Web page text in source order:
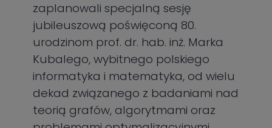
zaplanowali specjalną sesję
jubileuszową poświęconą 80.
urodzinom prof. dr. hab. inż. Marka
Kubalego, wybitnego polskiego
informatyka i matematyka, od wielu
dekad związanego z badaniami nad
teorią grafów, algorytmami oraz